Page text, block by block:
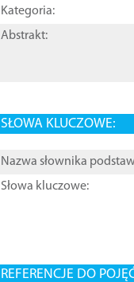
Kategoria:
Abstrakt:
SŁOWA KLUCZOWE:
Nazwa słownika
Słowa kluczowe:
REFERENCJE DO